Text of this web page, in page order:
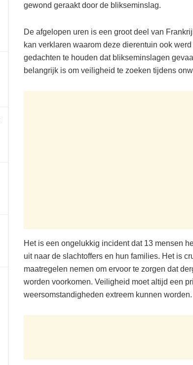
gewond geraakt door de blikseminslag.
De afgelopen uren is een groot deel van
kan verklaren waarom deze dierentuin ook
gedachten te houden dat blikseminslagen
belangrijk is om veiligheid te zoeken tijdens
Het is een ongelukkig incident dat 13 mensen
uit naar de slachtoffers en hun families. Het is
maatregelen nemen om ervoor te zorgen dat
worden voorkomen. Veiligheid moet altijd een
weersomstandigheden extreem kunnen worden.